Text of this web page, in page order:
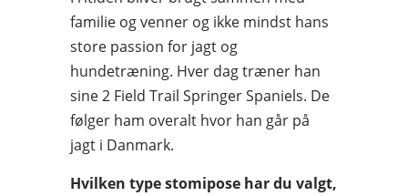
familie og venner og ikke mindst hans
store passion for jagt og
hundetræning. Hver dag træner han
sine 2 Field Trail Springer Spaniels. De
følger ham overalt hvor han går på
jagt i Danmark.
Hvilken type stomipose har du valgt,